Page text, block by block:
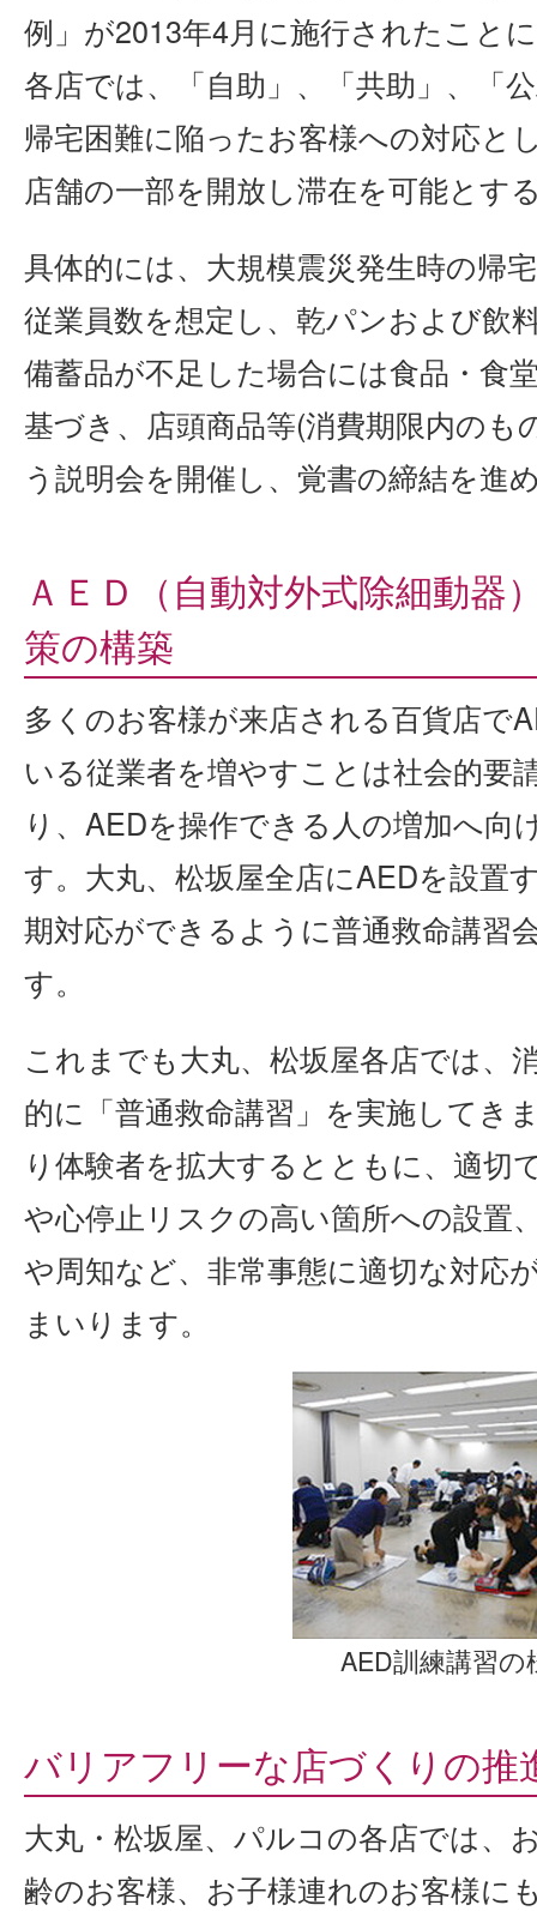
例」が2013年4月に施行されたこと
各店では、「自助」、「共助」、「
帰宅困難に陥ったお客様への対応と
店舗の一部を開放し滞在を可能とす
具体的には、大規模震災発生時の帰
従業員数を想定し、乾パンおよび飲
備蓄品が不足した場合には食品・食
基づき、店頭商品等(消費期限内の
う説明会を開催し、覚書の締結を進
ＡＥＤ（自動対外式除細動器
策の構築
多くのお客様が来店される百貨店で
いる従業者を増やすことは社会的要
り、AEDを操作できる人の増加へ向
す。大丸、松坂屋全店にAEDを設置
期対応ができるように普通救命講習
す。
これまでも大丸、松坂屋各店では、
的に「普通救命講習」を実施してき
り体験者を拡大するとともに、適切
や心停止リスクの高い箇所への設置
や周知など、非常事態に適切な対応
まいります。
AED訓練講習の
バリアフリーな店づくりの推
大丸・松坂屋、パルコの各店では、
齢のお客様、お子様連れのお客様に